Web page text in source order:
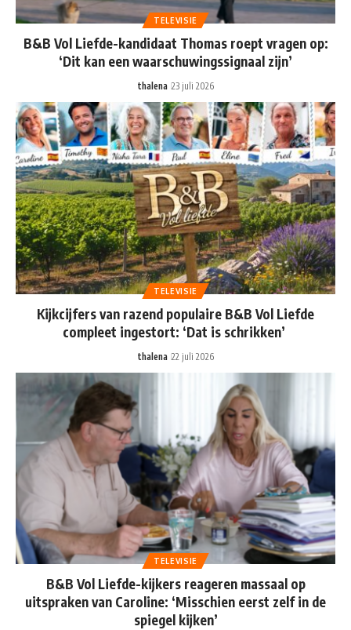
TELEVISIE
B&B Vol Liefde-kandidaat Thomas roept vragen op:
‘Dit kan een waarschuwingssignaal zijn’
thalena 23 juli 2026
TELEVISIE
Kijkcijfers van razend populaire B&B Vol Liefde
compleet ingestort: ‘Dat is schrikken’
thalena 22 juli 2026
TELEVISIE
B&B Vol Liefde-kijkers reageren massaal op
uitspraken van Caroline: ‘Misschien eerst zelf in de
spiegel kijken’